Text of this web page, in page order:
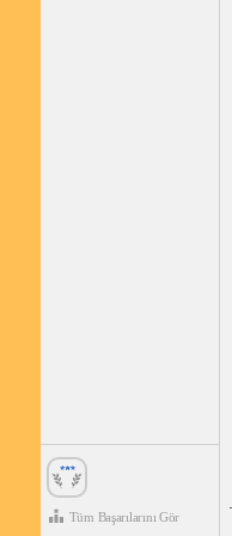
Tüm Başarılarını Gör